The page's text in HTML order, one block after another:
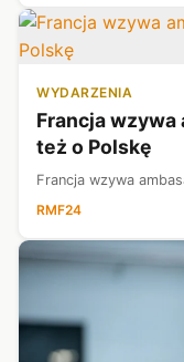
WYDARZENIA
Francja wzywa
też o Polskę
Francja wzywa
RMF24